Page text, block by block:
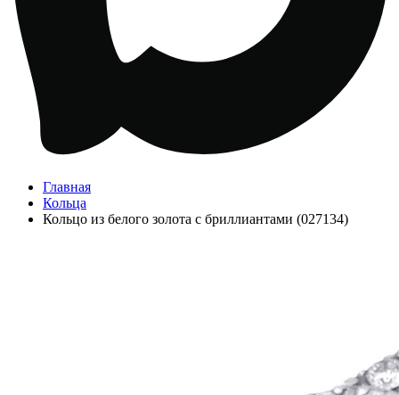
Главная
Кольца
Кольцо из белого золота с бриллиантами (027134)